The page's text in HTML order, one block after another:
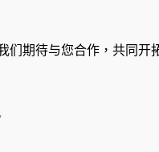
们期待与您合作，共同开